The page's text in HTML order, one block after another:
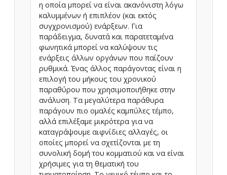
η οποία μπορεί να είναι ακανόνιστη λόγω
καλυμμένων ή επιπλέον (και εκτός
συγχρονισμού) ενάρξεων. Για
παράδειγμα, δυνατά και παρατεταμένα
φωνητικά μπορεί να καλύψουν τις
ενάρξεις άλλων οργάνων που παίζουν
ρυθμικά. Ένας άλλος παράγοντας είναι η
επιλογή του μήκους του χρονικού
παραθύρου που χρησιμοποιήθηκε στην
ανάλυση. Τα μεγαλύτερα παράθυρα
παράγουν πιο ομαλές καμπύλες τέμπο,
αλλά επιλέξαμε μικρότερα για να
καταγράψουμε αιφνίδιες αλλαγές, οι
οποίες μπορεί να σχετίζονται με τη
συνολική δομή του κομματιού και να είναι
χρήσιμες για τη θεματική του